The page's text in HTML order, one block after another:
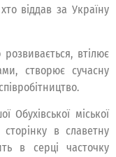
віддав за Україну
втілює
створює сучасну
міської
в славетну
в серці часточку